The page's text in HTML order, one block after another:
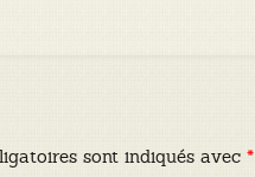
sont indiqués avec*